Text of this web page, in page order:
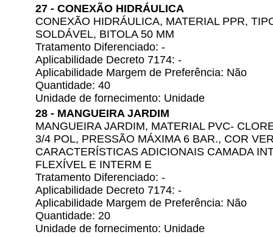
27 - CONEXÃO HIDRÁULICA
CONEXÃO HIDRÁULICA, MATERIAL PPR,
SOLDÁVEL, BITOLA 50 MM
Tratamento Diferenciado: -
Aplicabilidade Decreto 7174: -
Aplicabilidade Margem de Preferência: Não
Quantidade: 40
Unidade de fornecimento: Unidade
28 - MANGUEIRA JARDIM
MANGUEIRA JARDIM, MATERIAL PVC-
3/4 POL, PRESSÃO MÁXIMA 6 BAR., COR
CARACTERÍSTICAS ADICIONAIS CAMADA
FLEXÍVEL E INTERM E
Tratamento Diferenciado: -
Aplicabilidade Decreto 7174: -
Aplicabilidade Margem de Preferência: Não
Quantidade: 20
Unidade de fornecimento: Unidade